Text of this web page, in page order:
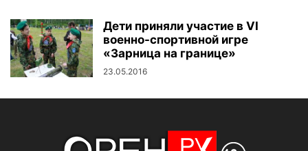
Дети приняли участие в VI
военно-спортивной игре
«Зарница на границе»
23.05.2016